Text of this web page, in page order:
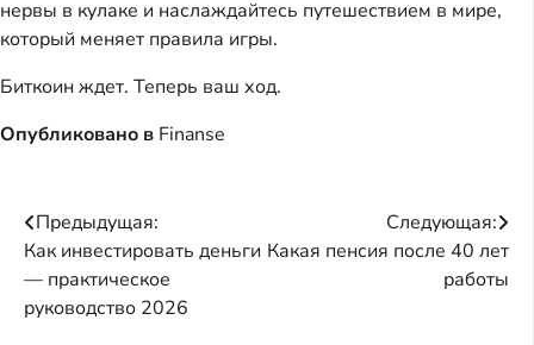
нервы в кулаке и наслаждайтесь путешествием в мире,
который меняет правила игры.
Биткоин ждет. Теперь ваш ход.
Опубликовано в Finanse
Навигация
по
записям
Предыдущая:
Как инвестировать деньги
— практическое
руководство 2026
Следующая:
Какая пенсия после 40 лет
работы